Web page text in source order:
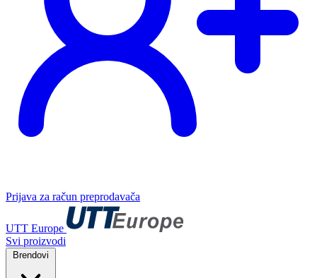
Prijava za račun preprodavača
UTT Europe
Svi proizvodi
Brendovi